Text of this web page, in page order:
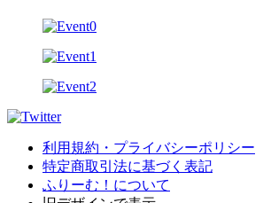
利用規約・プライバシーポリシー
特定商取引法に基づく表記
ふりーむ！について